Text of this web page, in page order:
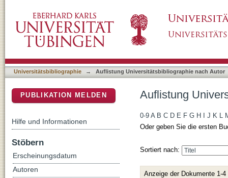
Universitätsbibliographie → Auflistung Universitätsbibliographie nach Autor
Auflistung
0-9 A B C D E F G H J K L
Oder geben Sie die ersten
Sortiert nach:
Anzeige der Dokumente 1-4
PUBLIKATION MELDEN
Hilfe und Informationen
Stöbern
Erscheinungsdatum
Autoren